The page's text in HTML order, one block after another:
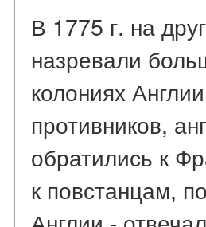
В 1775 г. на
назревали
колониях
противников,
обратились к
к повстанцам,